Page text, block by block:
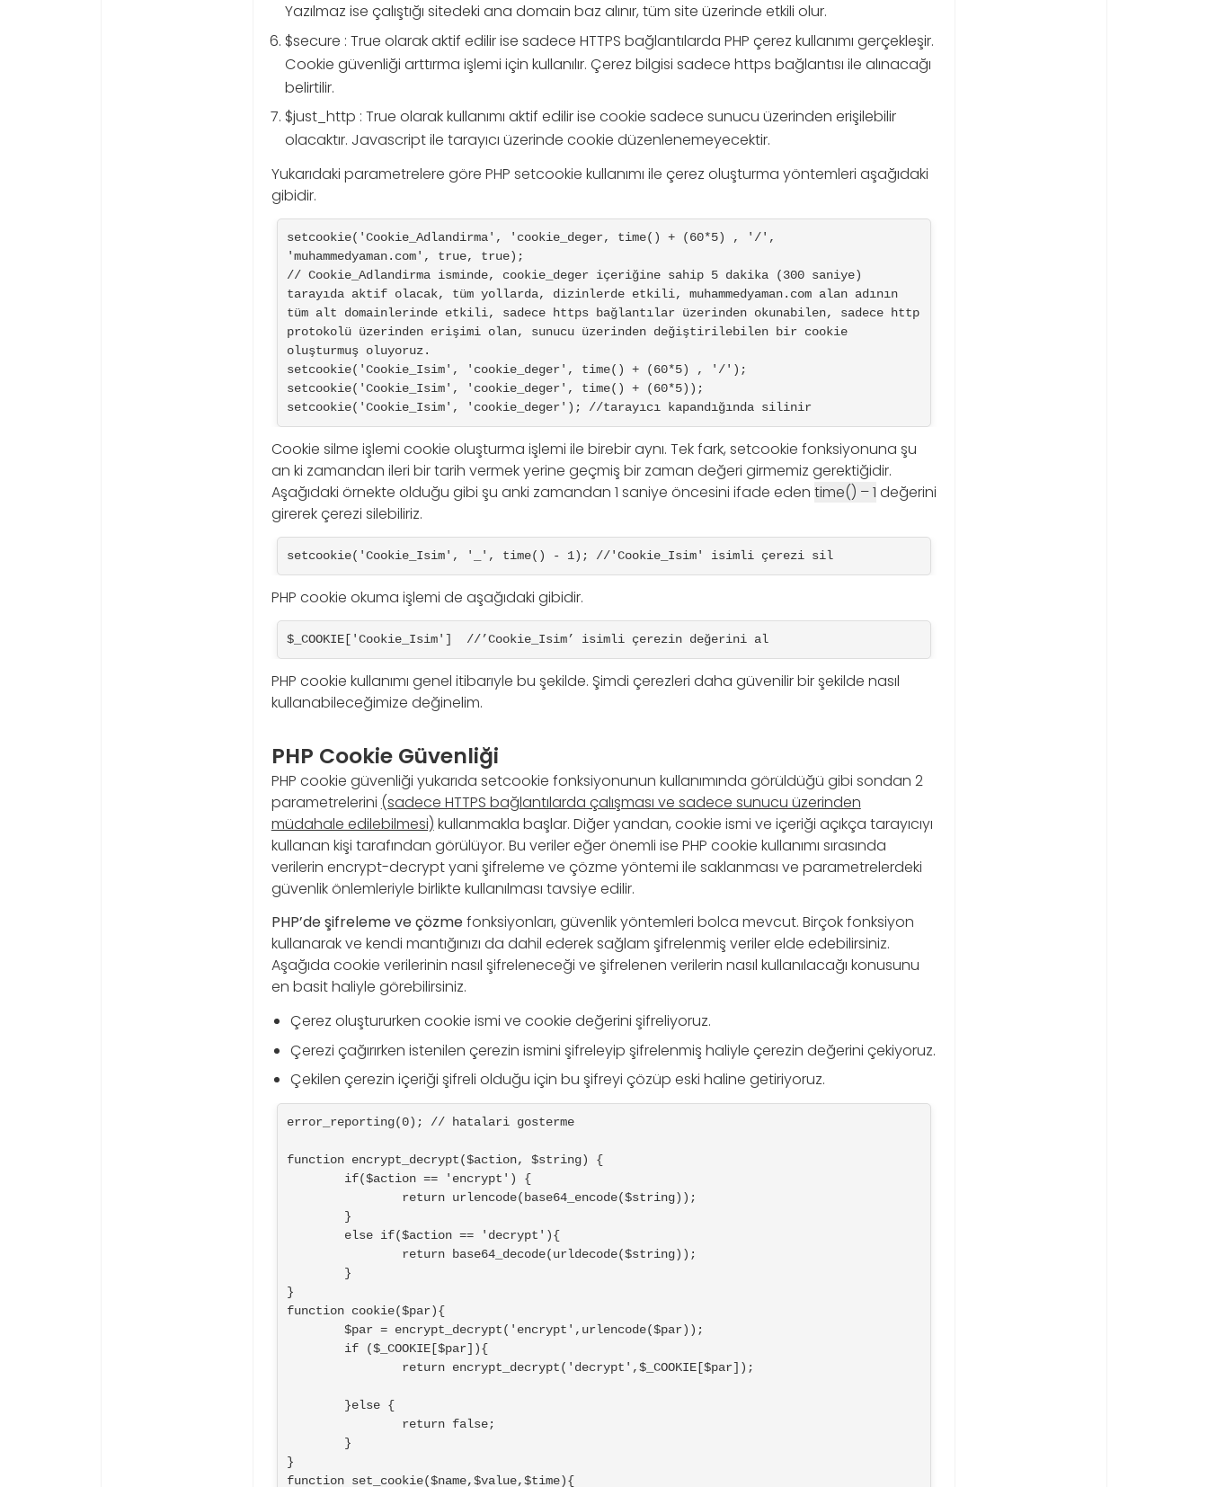
Yazılmaz ise çalıştığı sitedeki ana domain baz alınır, tüm site üzerinde etkili olur.
$secure : True olarak aktif edilir ise sadece HTTPS bağlantılarda PHP çerez kullanımı gerçekleşir.
Cookie güvenliği arttırma işlemi için kullanılır. Çerez bilgisi sadece https bağlantısı ile alınacağı
belirtilir.
$just_http : True olarak kullanımı aktif edilir ise cookie sadece sunucu üzerinden erişilebilir
olacaktır. Javascript ile tarayıcı üzerinde cookie düzenlenemeyecektir.
Yukarıdaki parametrelere göre PHP setcookie kullanımı ile çerez oluşturma yöntemleri aşağıdaki
gibidir.
setcookie('Cookie_Adlandirma', 'cookie_deger, time() + (60*5) , '/',
'muhammedyaman.com', true, true);
// Cookie_Adlandirma isminde, cookie_deger içeriğine sahip 5 dakika (300 saniye)
tarayıda aktif olacak, tüm yollarda, dizinlerde etkili, muhammedyaman.com alan adının
tüm alt domainlerinde etkili, sadece https bağlantılar üzerinden okunabilen, sadece http
protokolü üzerinden erişimi olan, sunucu üzerinden değiştirilebilen bir cookie
oluşturmuş oluyoruz.
setcookie('Cookie_Isim', 'cookie_deger', time() + (60*5) , '/');
setcookie('Cookie_Isim', 'cookie_deger', time() + (60*5));
setcookie('Cookie_Isim', 'cookie_deger'); //tarayıcı kapandığında silinir
Cookie silme işlemi cookie oluşturma işlemi ile birebir aynı. Tek fark, setcookie fonksiyonuna şu
an ki zamandan ileri bir tarih vermek yerine geçmiş bir zaman değeri girmemiz gerektiğidir.
Aşağıdaki örnekte olduğu gibi şu anki zamandan 1 saniye öncesini ifade eden time() – 1 değerini
girerek çerezi silebiliriz.
setcookie('Cookie_Isim', '_', time() - 1); //′Cookie_Isim′ isimli çerezi sil
PHP cookie okuma işlemi de aşağıdaki gibidir.
$_COOKIE['Cookie_Isim']  //’Cookie_Isim’ isimli çerezin değerini al
PHP cookie kullanımı genel itibarıyle bu şekilde. Şimdi çerezleri daha güvenilir bir şekilde nasıl
kullanabileceğimize değinelim.
PHP Cookie Güvenliği
PHP cookie güvenliği yukarıda setcookie fonksiyonunun kullanımında görüldüğü gibi sondan 2
parametrelerini (sadece HTTPS bağlantılarda çalışması ve sadece sunucu üzerinden
müdahale edilebilmesi) kullanmakla başlar. Diğer yandan, cookie ismi ve içeriği açıkça tarayıcıyı
kullanan kişi tarafından görülüyor. Bu veriler eğer önemli ise PHP cookie kullanımı sırasında
verilerin encrypt-decrypt yani şifreleme ve çözme yöntemi ile saklanması ve parametrelerdeki
güvenlik önlemleriyle birlikte kullanılması tavsiye edilir.
PHP’de şifreleme ve çözmefonksiyonları, güvenlik yöntemleri bolca mevcut. Birçok fonksiyon
kullanarak ve kendi mantığınızı da dahil ederek sağlam şifrelenmiş veriler elde edebilirsiniz.
Aşağıda cookie verilerinin nasıl şifreleneceği ve şifrelenen verilerin nasıl kullanılacağı konusunu
en basit haliyle görebilirsiniz.
Çerez oluştururken cookie ismi ve cookie değerini şifreliyoruz.
Çerezi çağırırken istenilen çerezin ismini şifreleyip şifrelenmiş haliyle çerezin değerini çekiyoruz.
Çekilen çerezin içeriği şifreli olduğu için bu şifreyi çözüp eski haline getiriyoruz.
error_reporting(0); // hatalari gosterme
function encrypt_decrypt($action, $string) {
}
function cookie($par){
	$par = encrypt_decrypt('encrypt',urlencode($par));
}
function set_cookie($name,$value,$time){